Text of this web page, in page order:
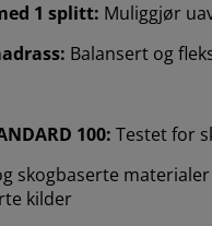
1 splitt: Muliggjør
Balansert og
100: Testet for
skogbaserte
kilder